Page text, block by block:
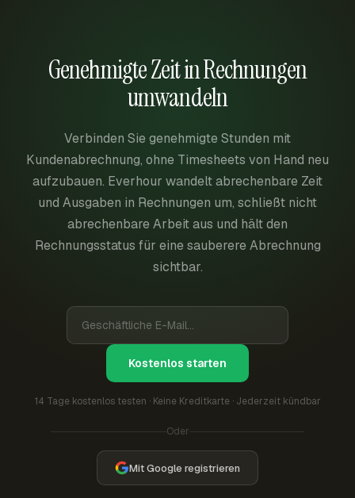
Genehmigte Zeit in Rechnungen
umwandeln
Verbinden Sie genehmigte Stunden mit
Kundenabrechnung, ohne Timesheets von Hand neu
aufzubauen. Everhour wandelt abrechenbare Zeit
und Ausgaben in Rechnungen um, schließt nicht
abrechenbare Arbeit aus und hält den
Rechnungsstatus für eine sauberere Abrechnung
sichtbar.
Kostenlos starten
14 Tage kostenlos testen · Keine Kreditkarte · Jederzeit kündbar
Oder
Mit Google registrieren